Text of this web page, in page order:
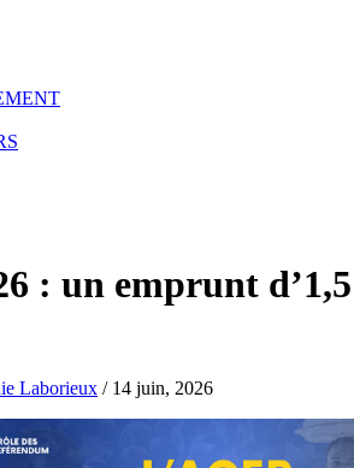
: un emprunt
Laborieux / 14 juin, 2026